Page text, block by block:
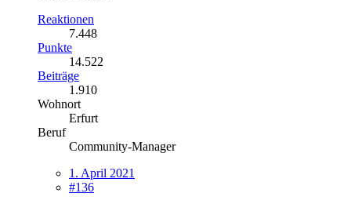
Reaktionen
7.448
Punkte
14.522
Beiträge
1.910
Wohnort
Erfurt
Beruf
Community-Manager
1. April 2021
#136